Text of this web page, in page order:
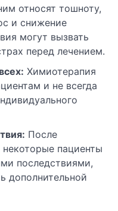
относят тошноту,
и снижение
могут вызвать
перед лечением.
Химиотерапия
и не всегда
После
пациенты
последствиями,
дополнительной